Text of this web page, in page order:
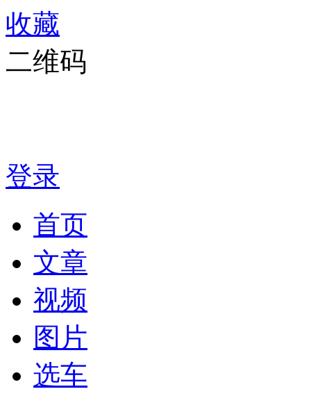
收藏
二维码
登录
首页
文章
视频
图片
选车